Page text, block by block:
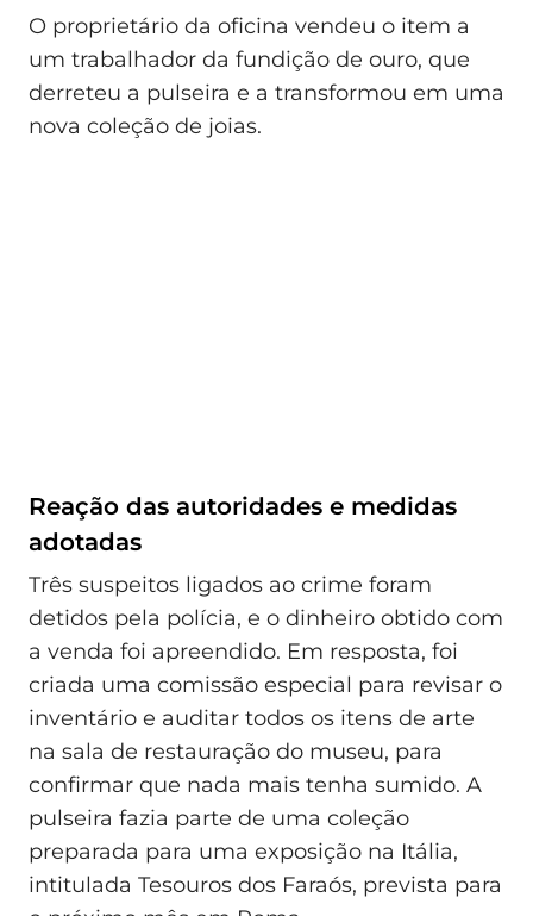
O proprietário da oficina vendeu o item a
um trabalhador da fundição de ouro, que
derreteu a pulseira e a transformou em uma
nova coleção de joias.
Reação das autoridades e medidas
adotadas
Três suspeitos ligados ao crime foram
detidos pela polícia, e o dinheiro obtido com
a venda foi apreendido. Em resposta, foi
criada uma comissão especial para revisar o
inventário e auditar todos os itens de arte
na sala de restauração do museu, para
confirmar que nada mais tenha sumido. A
pulseira fazia parte de uma coleção
preparada para uma exposição na Itália,
intitulada Tesouros dos Faraós, prevista para